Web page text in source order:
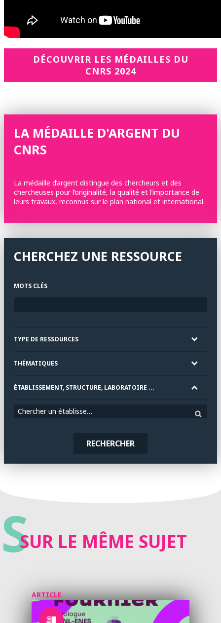
DÉCOUVRIR LES MÉDAILLES DU
CNRS 2024
LA MÉDAILLE D'ARGENT DU
CNRS
La médaille d’argent distingue des chercheurs et des
chercheuses pour l’originalité, la qualité et l’importance de
leurs travaux, reconnus sur le plan national et international.
CHERCHEZ UNE RESSOURCE
MOTS CLÉS
TYPE DE RESSOURCES
THÉMATIQUES
ÉTABLISSEMENT, STRUCTURE, LABORATOIRE ...
Chercher un établissement
RECHERCHER
SSUR LE MÊME SUJET
ARTICLE